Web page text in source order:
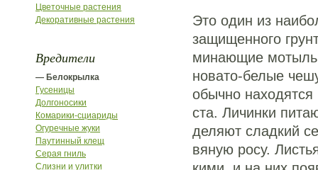
Цветочные растения
Декоративные растения
Вредители
— Белокрылка
Гусеницы
Долгоносики
Комарики-сциариды
Огуречные жуки
Паутинный клещ
Серая гниль
Слизни и улитки
Это один из
защищенного
минающие
новато-белые
обычно
ста. Личинки
деляют сладкий
вяную росу.